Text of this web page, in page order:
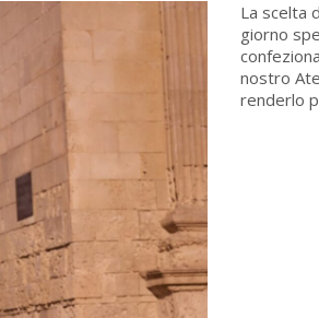
La scelta
giorno
nostro
renderlo